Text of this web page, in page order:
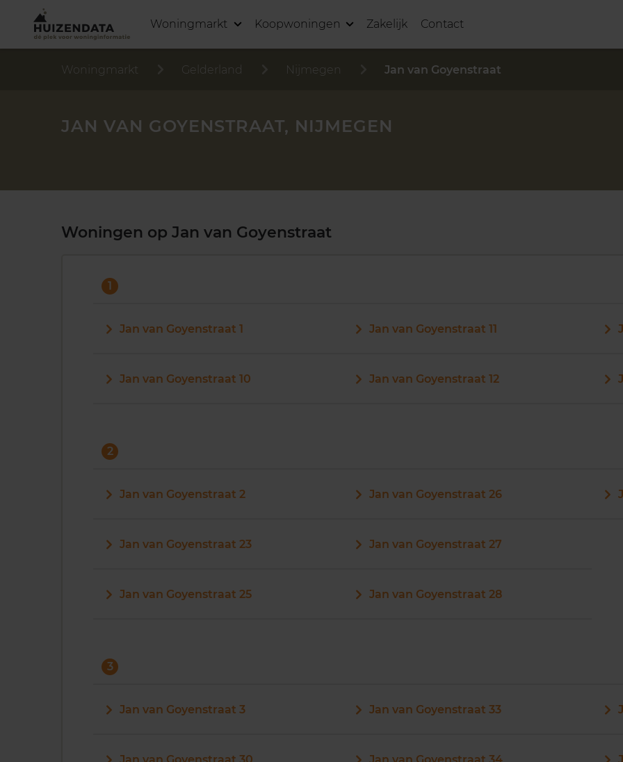
Woningmarkt Koopwoningen Zakelijk Contact
Woningmarkt Gelderland Nijmegen Jan van Goyenstraat
JAN VAN GOYENSTRAAT, NIJMEGEN
Woningen op Jan van Goyenstraat
1
Jan van Goyenstraat 1
Jan van Goyenstraat 10
Jan van Goyenstraat 11
Jan van Goyenstraat 12
2
Jan van Goyenstraat 2
Jan van Goyenstraat 23
Jan van Goyenstraat 25
Jan van Goyenstraat 26
Jan van Goyenstraat 27
Jan van Goyenstraat 28
3
Jan van Goyenstraat 3 Jan van Goyenstraat 33